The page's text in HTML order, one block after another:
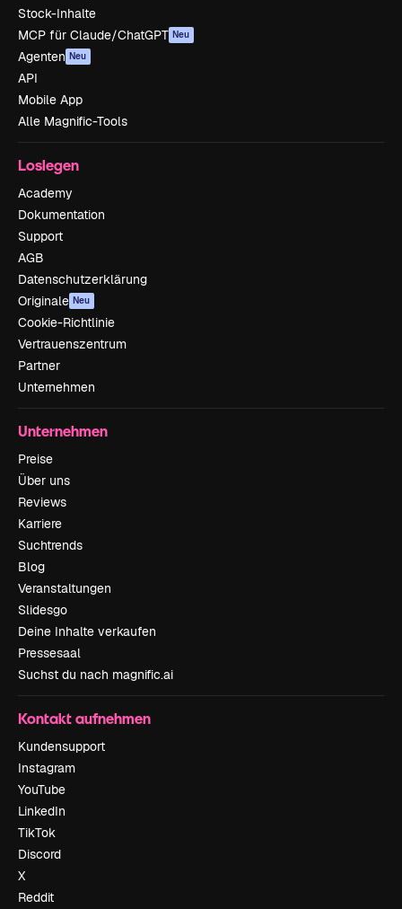
Stock-Inhalte
MCP für Claude/ChatGPT Neu
Agenten Neu
API
Mobile App
Alle Magnific-Tools
Loslegen
Academy
Dokumentation
Support
AGB
Datenschutzerklärung
Originale Neu
Cookie-Richtlinie
Vertrauenszentrum
Partner
Unternehmen
Unternehmen
Preise
Über uns
Reviews
Karriere
Suchtrends
Blog
Veranstaltungen
Slidesgo
Deine Inhalte verkaufen
Pressesaal
Suchst du nach magnific.ai
Kontakt aufnehmen
Kundensupport
Instagram
YouTube
LinkedIn
TikTok
Discord
X
Reddit